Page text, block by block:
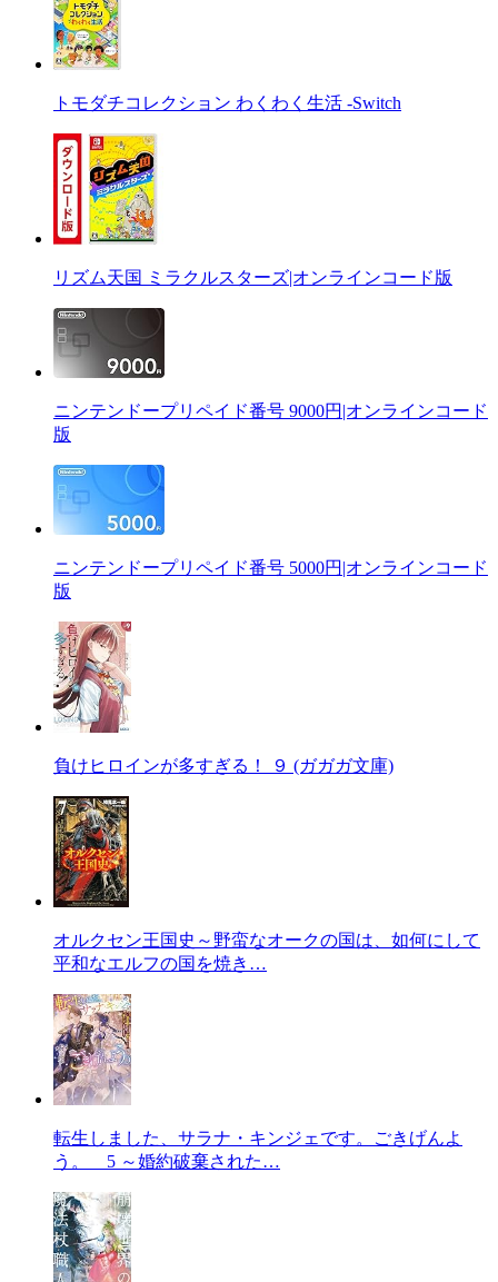
トモダチコレクション わくわく生活 -Switch
リズム天国 ミラクルスターズ|オンラインコード版
ニンテンドープリペイド番号 9000円|オンラインコード
版
ニンテンドープリペイド番号 5000円|オンラインコード
版
負けヒロインが多すぎる！ ９ (ガガガ文庫)
オルクセン王国史～野蛮なオークの国は、如何にして
平和なエルフの国を焼き…
転生しました、サラナ・キンジェです。ごきげんよ
う。 5 ～婚約破棄された…